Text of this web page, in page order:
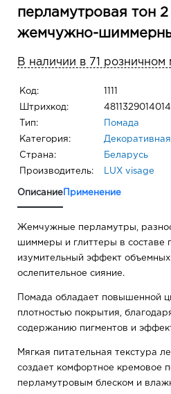
перламутровая тон
жемчужно-
В наличии в 71 розничном
Код:
Штрихкод: 4811329014014
Тип: Помада
Категория:
Страна: Беларусь
Производитель: LUX visage
Описание Применение
Жемчужные перламутры,
шиммеры и глиттеры в составе
изумительный эффект
ослепительное сияние.
Помада обладает повышенной
плотностью покрытия,
содержанию пигментов и
Мягкая питательная текстура
создает комфортное кремовое
перламутровым блеском и